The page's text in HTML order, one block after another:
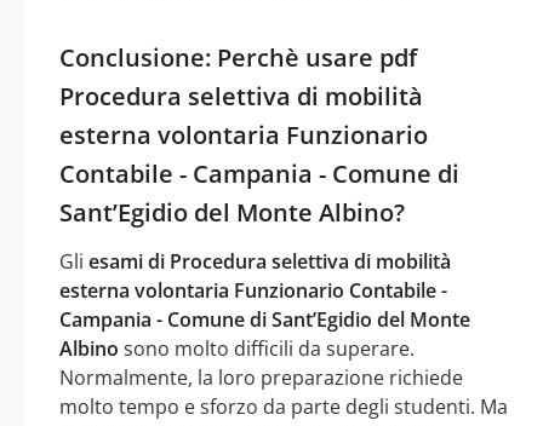
Conclusione: Perchè usare pdf
Procedura selettiva di mobilità
esterna volontaria Funzionario
Contabile - Campania - Comune di
Sant’Egidio del Monte Albino?
Gli esami di Procedura selettiva di mobilità
esterna volontaria Funzionario Contabile -
Campania - Comune di Sant’Egidio del Monte
Albino sono molto difficili da superare.
Normalmente, la loro preparazione richiede
molto tempo e sforzo da parte degli studenti. Ma